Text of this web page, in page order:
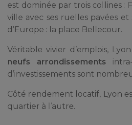
est dominée par trois collines :
ville avec ses ruelles pavées
d’Europe : la place Bellecour.
Véritable vivier d’emplois,
neufs arrondissements
d’investissements sont
Côté rendement locatif, Lyon
quartier à l’autre.